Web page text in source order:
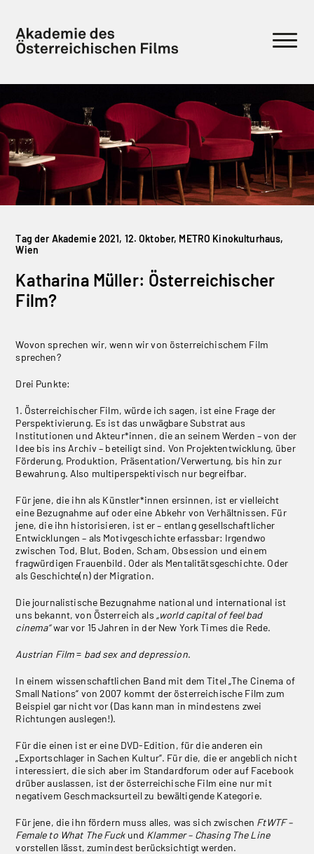
Katharina Müller: Österreichischer
Film?
Tag der Akademie 2021, 12. Oktober, METRO Kinokulturhaus,
Wien
Wovon sprechen wir, wenn wir von österreichischem Film
sprechen?
Drei Punkte:
1. Österreichischer Film, würde ich sagen, ist eine Frage der
Perspektivierung. Es ist das unwägbare Substrat aus
Institutionen und Akteur*innen, die an seinem Werden – von der
Idee bis ins Archiv – beteiligt sind. Von Projektentwicklung, über
Förderung, Produktion, Präsentation/Verwertung, bis hin zur
Bewahrung. Also multiperspektivisch nur begreifbar.
Für jene, die ihn als Künstler*innen ersinnen, ist er vielleicht
eine Bezugnahme auf oder eine Abkehr von Verhältnissen. Für
jene, die ihn historisieren, ist er – entlang gesellschaftlicher
Entwicklungen – als Motivgeschichte erfassbar: Irgendwo
zwischen Tod, Blut, Boden, Scham, Obsession und einem
fragwürdigen Frauenbild. Oder als Mentalitätsgeschichte. Oder
als Geschichte(n) der Migration.
Die journalistische Bezugnahme national und international ist
uns bekannt, von Österreich als „world capital of feel bad
cinema“war vor 15 Jahren in der New York Times die Rede.
Austrian Film= bad sex and depression.
In einem wissenschaftlichen Band mit dem Titel „The Cinema of
Small Nations“ von 2007 kommt der österreichische Film zum
Beispiel gar nicht vor (Das kann man in mindestens zwei
Richtungen auslegen!).
Für die einen ist er eine DVD-Edition, für die anderen ein
„Exportschlager in Sachen Kultur“. Für die, die er angeblich nicht
interessiert, die sich aber im Standardforum oder auf Facebook
drüber auslassen, ist der österreichische Film eine nur mit
negativem Geschmacksurteil zu bewältigende Kategorie.
Für jene, die ihn fördern muss alles, was sich zwischen FtWTF –
Female to What The Fuckund Klammer – Chasing The Line
vorstellen lässt, zumindest berücksichtigt werden.